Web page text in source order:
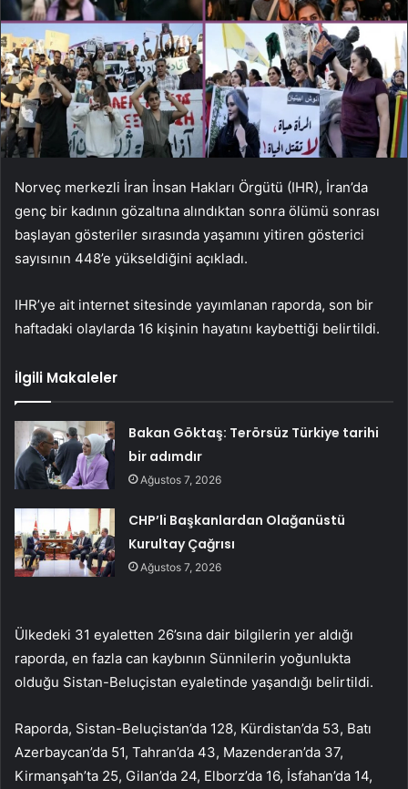
Norveç merkezli İran İnsan Hakları Örgütü (IHR), İran’da
genç bir kadının gözaltına alındıktan sonra ölümü sonrası
başlayan gösteriler sırasında yaşamını yitiren gösterici
sayısının 448’e yükseldiğini açıkladı.
IHR’ye ait internet sitesinde yayımlanan raporda, son bir
haftadaki olaylarda 16 kişinin hayatını kaybettiği belirtildi.
İlgili Makaleler
Bakan Göktaş: Terörsüz Türkiye tarihi
bir adımdır
Ağustos 7, 2026
CHP’li Başkanlardan Olağanüstü
Kurultay Çağrısı
Ağustos 7, 2026
Ülkedeki 31 eyaletten 26’sına dair bilgilerin yer aldığı
raporda, en fazla can kaybının Sünnilerin yoğunlukta
olduğu Sistan-Beluçistan eyaletinde yaşandığı belirtildi.
Raporda, Sistan-Beluçistan’da 128, Kürdistan’da 53, Batı
Azerbaycan’da 51, Tahran’da 43, Mazenderan’da 37,
Kirmanşah’ta 25, Gilan’da 24, Elborz’da 16, İsfahan’da 14,